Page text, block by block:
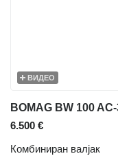
ВИДЕО
BOMAG BW 100
6.500 €
Комбиниран валјак